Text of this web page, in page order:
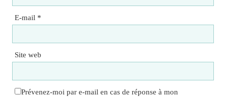
E-mail *
Site web
Prévenez-moi par e-mail en cas de réponse à mon